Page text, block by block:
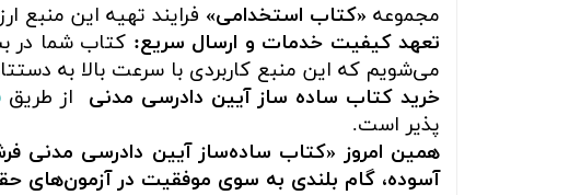
مجموعه «کتاب استخدامی» فرایند تهیه این منبع
تعهد کیفیت خدمات و ارسال سریع: کتاب شما در
می‌شویم که این منبع کاربردی با سرعت بالا به
خرید کتاب ساده ساز آیین دادرسی مدنی از طریق
پذیر است.
همین امروز «کتاب ساده‌ساز آیین دادرسی مدنی
آسوده، گام بلندی به سوی موفقیت در آزمون‌های